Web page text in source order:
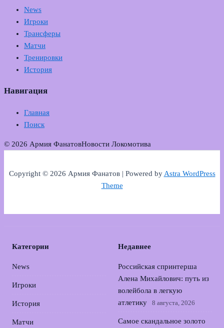
News
Игроки
Трансферы
Матчи
Тренировки
История
Навигация
Главная
Поиск
© 2026 Армия ФанатовНовости Локомотива
Copyright © 2026 Армия Фанатов | Powered byAstra WordPress
Theme
Категории
News
Игроки
История
Матчи
Недавнее
Российская спринтерша
Алена Михайлович: путь из
волейбола в легкую
атлетику
8 августа, 2026
Самое скандальное золото